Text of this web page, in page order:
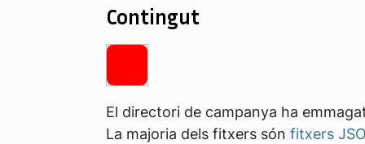
Contingut
El directori de campanya ha
La majoria dels fitxers són fitxers